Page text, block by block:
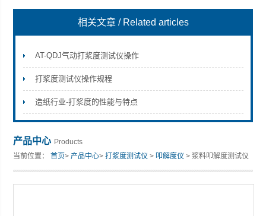
山东安尼麦特仪器有限公司
相关文章 / Related articles
AT-QDJ气动打浆度测试仪操作
打浆度测试仪操作规程
造纸行业-打浆度的性能与特点
产品中心 Products
当前位置：首页>产品中心>打浆度测试仪 > 叩解度仪 > 浆料叩解度测试仪